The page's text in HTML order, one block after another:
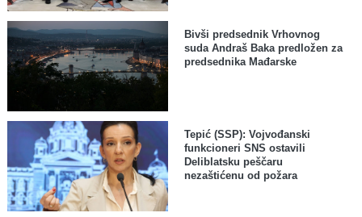
Bivši predsednik Vrhovnog
suda Andraš Baka predložen za
predsednika Mađarske
Tepić (SSP): Vojvođanski
funkcioneri SNS ostavili
Deliblatsku peščaru
nezaštićenu od požara